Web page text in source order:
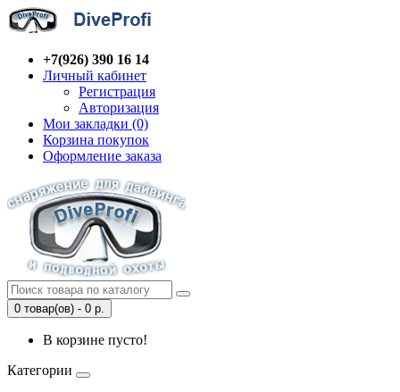
+7(926) 390 16 14
Личный кабинет
Регистрация
Авторизация
Мои закладки (0)
Корзина покупок
Оформление заказа
0 товар(ов) - 0 р.
В корзине пусто!
Категории